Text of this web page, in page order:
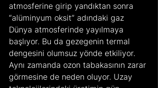
atmosferine girip yandıktan sonra
“alüminyum oksit” adındaki gaz
Dünya atmosferinde yayılmaya
başlıyor. Bu da gezegenin termal
dengesini olumsuz yönde etkiliyor.
Aynı zamanda ozon tabakasının zarar
görmesine de neden oluyor. Uzay